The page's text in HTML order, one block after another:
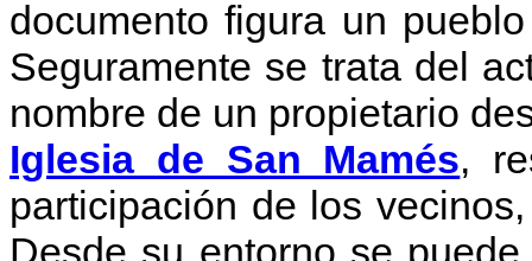
documento figura un
Seguramente se trata del
nombre de un propietario
Iglesia de San Mamés,
participación de los
Desde su entorno se